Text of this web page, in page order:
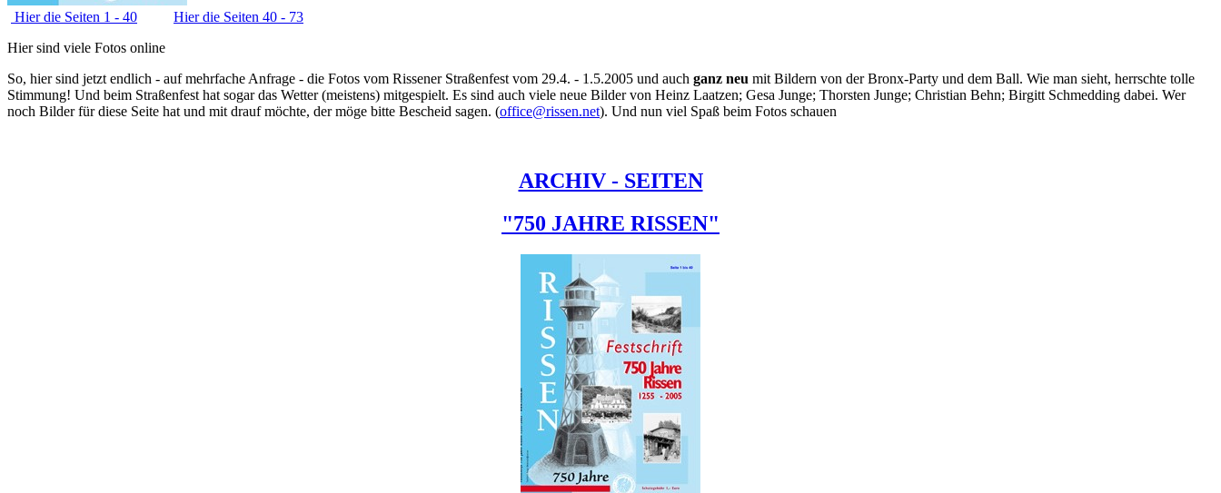
Hier die Seiten 1 - 40
Hier die Seiten 40 - 73
Hier sind viele Fotos online
So, hier sind jetzt endlich - auf mehrfache Anfrage - die Fotos vom Rissener Straßenfest vom 29.4. - 1.5.2005 und auch ganz neu mit Bildern von der Bronx-Party und dem Ball. Wie man sieht, herrschte tolle
Stimmung! Und beim Straßenfest hat sogar das Wetter (meistens) mitgespielt. Es sind auch viele neue Bilder von Heinz Laatzen; Gesa Junge; Thorsten Junge; Christian Behn; Birgitt Schmedding dabei. Wer
noch Bilder für diese Seite hat und mit drauf möchte, der möge bitte Bescheid sagen. (office@rissen.net). Und nun viel Spaß beim Fotos schauen
ARCHIV - SEITEN
"750 JAHRE RISSEN"